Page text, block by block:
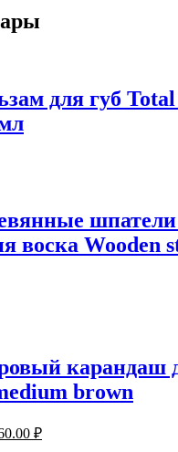
для губ
воска Wooden
карандаш
brown
₽